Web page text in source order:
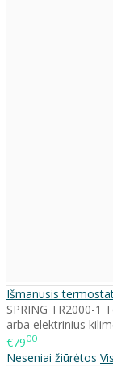
Išmanusis
SPRING TR2000-1
arba elektrinius
€7900
Neseniai žiūrėtos